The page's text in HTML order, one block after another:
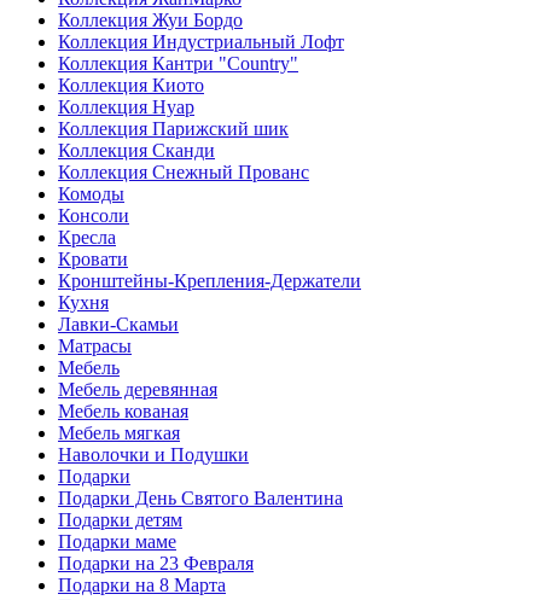
Коллекция Жуи Бордо
Коллекция Индустриальный Лофт
Коллекция Кантри "Country"
Коллекция Киото
Коллекция Нуар
Коллекция Парижский шик
Коллекция Сканди
Коллекция Снежный Прованс
Комоды
Консоли
Кресла
Кровати
Кронштейны-Крепления-Держатели
Кухня
Лавки-Скамьи
Матрасы
Мебель
Мебель деревянная
Мебель кованая
Мебель мягкая
Наволочки и Подушки
Подарки
Подарки День Святого Валентина
Подарки детям
Подарки маме
Подарки на 23 Февраля
Подарки на 8 Марта